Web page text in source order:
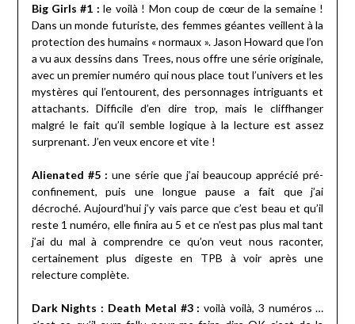
Big Girls #1 :le voilà ! Mon coup de cœur de la semaine !
Dans un monde futuriste, des femmes géantes veillent à la
protection des humains « normaux ». Jason Howard que l’on
a vu aux dessins dans Trees, nous offre une série originale,
avec un premier numéro qui nous place tout l’univers et les
mystères qui l’entourent, des personnages intriguants et
attachants. Difficile d’en dire trop, mais le cliffhanger
malgré le fait qu’il semble logique à la lecture est assez
surprenant. J’en veux encore et vite !
Alienated #5 : une série que j’ai beaucoup apprécié pré-
confinement, puis une longue pause a fait que j’ai
décroché. Aujourd’hui j’y vais parce que c’est beau et qu’il
reste 1 numéro, elle finira au 5 et ce n’est pas plus mal tant
j’ai du mal à comprendre ce qu’on veut nous raconter,
certainement plus digeste en TPB à voir après une
relecture complète.
Dark Nights : Death Metal #3 :voilà voilà, 3 numéros …